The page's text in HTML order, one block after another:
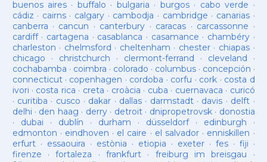
buenos aires· buffalo · bulgaria · burgos· cabo verde ·
cádiz · cairns· calgary · cambodja · cambridge · canarias·
canberra · cancun · canterbury · caracas · carcassonne ·
cardiff· cartagena · casablanca · casamance · chambéry·
charleston · chelmsford · cheltenham · chester· chiapas ·
chicago · christchurch · clermont-ferrand · cleveland ·
cochabamba · coimbra · colorado · columbus· concepción ·
connecticut· copenhagen · cordoba · corfu · cork · costa d
ivori · costa rica · creta · croàcia · cuba · cuernavaca · curicó
· curitiba · cusco · dakar · dallas · darmstadt· davis · delft ·
delhi · den haag · derry· detroit· dnipropetrovsk· donostia
· dubai · dublín · durham · düsseldorf· edinburgh ·
edmonton · eindhoven · el caire · el salvador · enniskillen ·
erfurt· essaouira · estònia · etiopia · exeter· fes· fiji ·
firenze ·fortaleza · frankfurt· freiburg im breisgau ·